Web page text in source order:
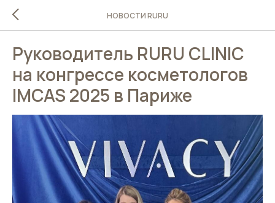
НОВОСТИ RURU
Руководитель RURU CLINIC
на конгрессе косметологов
IMCAS 2025 в Париже